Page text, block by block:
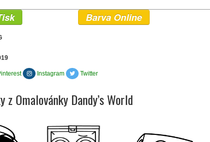
Barva Online
Instagram Twitter
z Omalovánky Dandy’s World